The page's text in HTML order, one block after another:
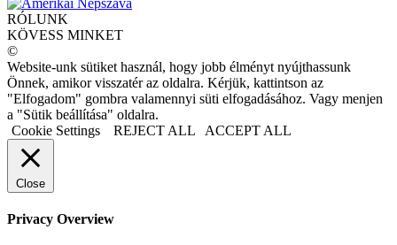
RÓLUNK
KÖVESS MINKET
©
Website-unk sütiket használ, hogy jobb élményt nyújthassunk
Önnek, amikor visszatér az oldalra. Kérjük, kattintson az
"Elfogadom" gombra valamennyi süti elfogadásához. Vagy menjen
a "Sütik beállítása" oldalra.
Cookie Settings
REJECT ALL ACCEPT ALL
Close
Privacy Overview